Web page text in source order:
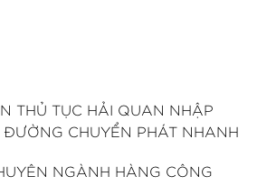
TỤC HẢI QUAN NHẬP
CHUYỂN PHÁT NHANH
NGÀNH HÀNG CÔNG